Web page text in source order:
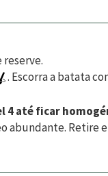
reserve.
. Escorra a batata
4 até ficar
abundante. Retire